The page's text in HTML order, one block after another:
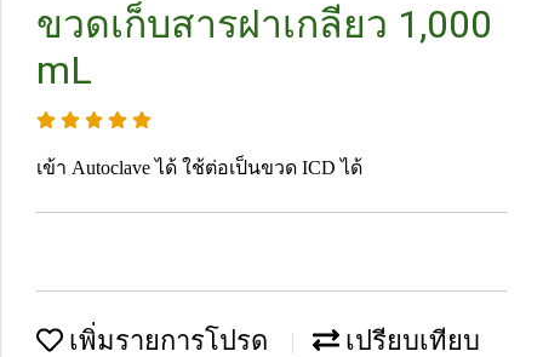
ขวดเก็บสารฝาเกลียว 1,000
mL
เข้า Autoclave ได้ ใช้ต่อเป็นขวด ICD ได้
เพิ่มรายการโปรด เปรียบเทียบ